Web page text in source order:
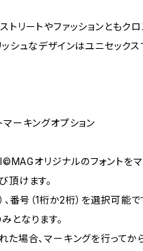
トリートやファッションともク
ッシュなデザインはユニセック
マーキングオプション
オリジナルのフォントを
頂けます。
、番号（1桁か2桁）を選択可能で
となります。
た場合、マーキングを行ってか